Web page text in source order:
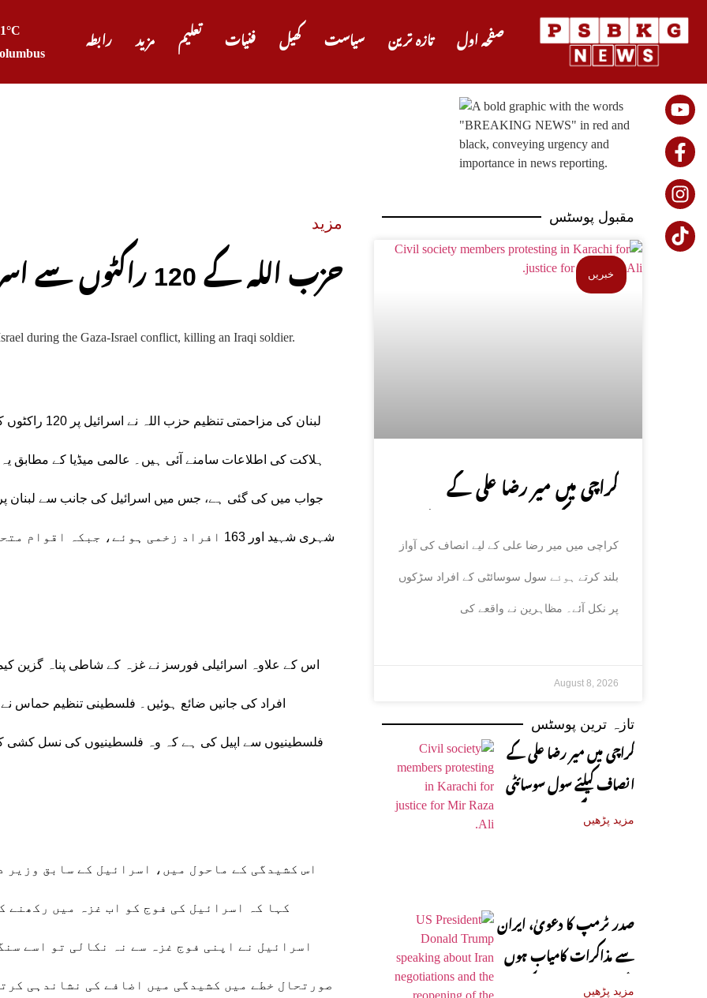
رابطہ مزید تعلیم فنیات کھیل سیاست تازہ ترین صفحہ اول
صدر
مزید
حزب اللہ کے 120 راکٹوں سے اسرائیل کو نشانہ، ایک فوجی ہلاک
لبنان کی
ہلاکت کی اطلاعات سامنے آئی ہیں۔ عالمی میڈیا کے مطابق
شہری شہید اور 163 افراد زخمی ہوئے،
افراد کی جانیں ضائع ہوئیں۔ فلسطینی تنظیم حماس
فلسطینیوں سے اپیل کی ہے کہ وہ فلسطینیوں کی نسل کشی کے
اس کشیدگی کے ماحول میں، اسرائیل کے سابق
کہا کہ اسرائیل کی فوج کو اب غزہ میں رکھنے
اسرائیل نے اپنی فوج غزہ سے نہ نکالی تو اسے
صورتحال خطے میں کشیدگی میں اضافے کی نشاندہی
مقبول پوسٹس
خبریں
کراچی میں میر رضا علی کے
پر آ گئی
کراچی میں میر رضا علی کے لیے انصاف کی آواز
بلند کرتے ہوئے سول سوسائٹی کے افراد سڑکوں
پر نکل آئے۔ مظاہرین نے واقعے کی
August 8, 2026
تازہ ترین پوسٹس
کراچی میں میر رضا علی کے
انصاف کیلئے سول سوسائٹی
سڑکوں پر آ گئی
مزید پڑھیں
صدر ٹرمپ کا دعویٰ، ایران
سے مذاکرات کامیاب ہوں
گے، آبنائے ہرمز جلد کھل
مزید پڑھیں